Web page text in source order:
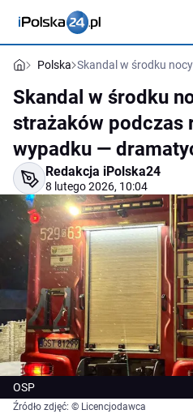
Polska Skandal w środku
Skandal w środku
strażaków podczas
wypadku —
Redakcja iPolska24
8 lutego 2026, 10:04
OSP
Źródło zdjęć: © Licencjodawca